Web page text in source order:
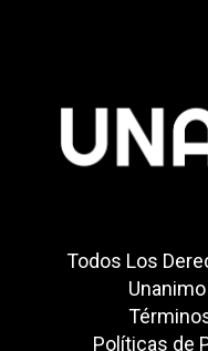
Todos Los
Políticas de